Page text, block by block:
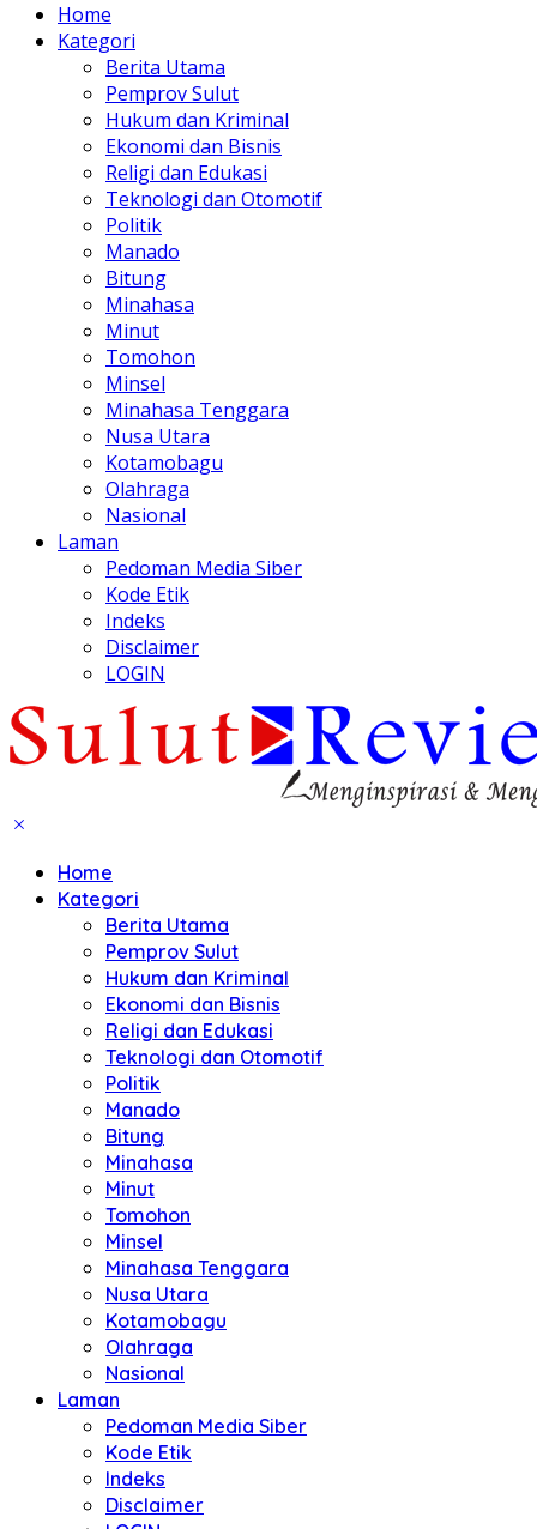
Home
Kategori
Berita Utama
Pemprov Sulut
Hukum dan Kriminal
Ekonomi dan Bisnis
Religi dan Edukasi
Teknologi dan Otomotif
Politik
Manado
Bitung
Minahasa
Minut
Tomohon
Minsel
Minahasa Tenggara
Nusa Utara
Kotamobagu
Olahraga
Nasional
Laman
Pedoman Media Siber
Kode Etik
Indeks
Disclaimer
LOGIN
Home
Kategori
Berita Utama
Pemprov Sulut
Hukum dan Kriminal
Ekonomi dan Bisnis
Religi dan Edukasi
Teknologi dan Otomotif
Politik
Manado
Bitung
Minahasa
Minut
Tomohon
Minsel
Minahasa Tenggara
Nusa Utara
Kotamobagu
Olahraga
Nasional
Laman
Pedoman Media Siber
Kode Etik
Indeks
Disclaimer